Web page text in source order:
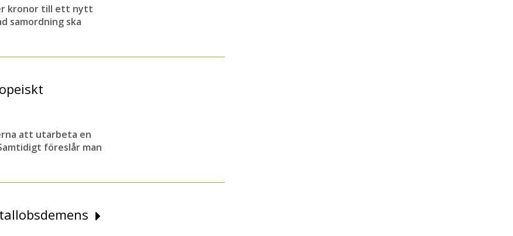
kronor till ett nytt
samordning ska
att utarbeta en
föreslår man